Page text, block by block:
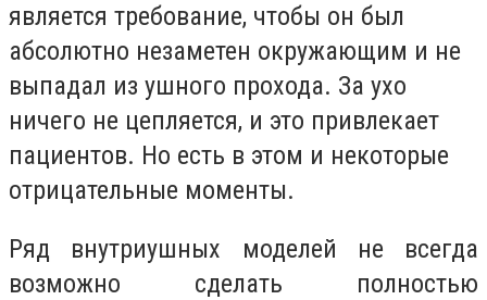
является требование, чтобы он был
абсолютно незаметен окружающим и не
выпадал из ушного прохода. За ухо
ничего не цепляется, и это привлекает
пациентов. Но есть в этом и некоторые
отрицательные моменты.
Ряд внутриушных моделей не всегда
возможно сделать полностью